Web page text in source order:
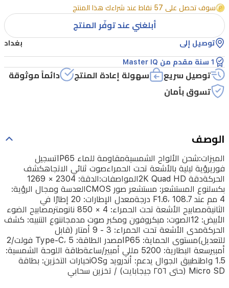
تحت
الحمراءصوت
ثنائي
الاتجاهكشف
الحركةدقة
2K
Quad
1269
المستشعر:
مستشعر
صور
CMOSالعدسة
ومجال
الرؤية:
4
مم
سوف تحصل على 57 نقاط عند شراءك هذا المنتج
أبلغني عند توفّر المنتج
توصيل إلى بغداد
1 سنة مقدم من Master IQ
توصيل سريع سهولة إعادة المنتج
دائماً موثوقة
تسوق بأمان
الوصف
الميزات:شحن الألواح الشمسيةمقاومة للماء IP65تسجيل
فوريرؤية ليلية بالأشعة تحت الحمراءصوت ثنائي الاتجاهكشف
الحركةدقة 2K Quad HDالمواصفات:الدقة: 2304 × 1269
بكسلنوع المستشعر: مستشعر صور CMOSالعدسة ومجال الرؤية:
4 مم عند F1.6، 108.7 درجةمعدل الإطارات: 20 إطارًا في
الثانيةمصابيح الأشعة تحت الحمراء: 4 × 850 نانومترمصابيح الضوء
الأبيض: 12الصوت: ميكروفون ومكبر صوت مدمجاننوع التنبيه: كشف
الحركةمدى الأشعة تحت الحمراء: 3 - 9 أمتار (قابل
للتعديل)مستوى الحماية: IP65مصدر الطاقة: Type-C، 5 فولت/2
أمبيرسعة البطارية: 5200 مللي أمبير/ساعةطاقة اللوحة الشمسية:
1.5 واطتطبيق الجوال يدعم: أندرويد وiOSخيارات التخزين: بطاقة
Micro SD (حتى ٢٥٦ جيجابايت) / تخزين سحابي